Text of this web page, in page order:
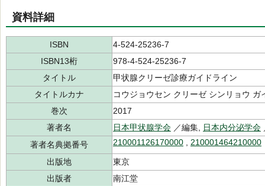
資料詳細
ISBN
4-524-25236-7
ISBN13桁
978-4-524-25236-7
タイトル
甲状腺クリーゼ診療ガイドライン
タイトルカナ
コウジョウセン クリーゼ シンリョウ ガ
巻次
2017
著者名
日本甲状腺学会 ／編集, 日本内分泌学会
著者名典拠番号
210001126170000 210001464210000
出版地
東京
出版者
南江堂